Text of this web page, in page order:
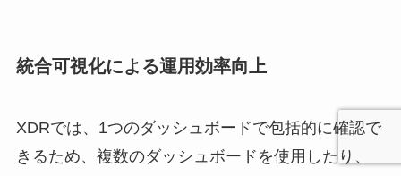
統合可視化による運用効率向上
XDRでは、1つのダッシュボードで包括的に確認で
きるため、複数のダッシュボードを使用したり、